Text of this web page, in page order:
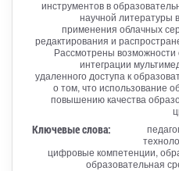
инструментов в
научной литературы
применения облачных
редактирования и
Рассмотрены возможности
интеграции
удаленного доступа к
о том, что использование
повышению качества
Ключевые слова:
цифровые компетенции,
образовательная